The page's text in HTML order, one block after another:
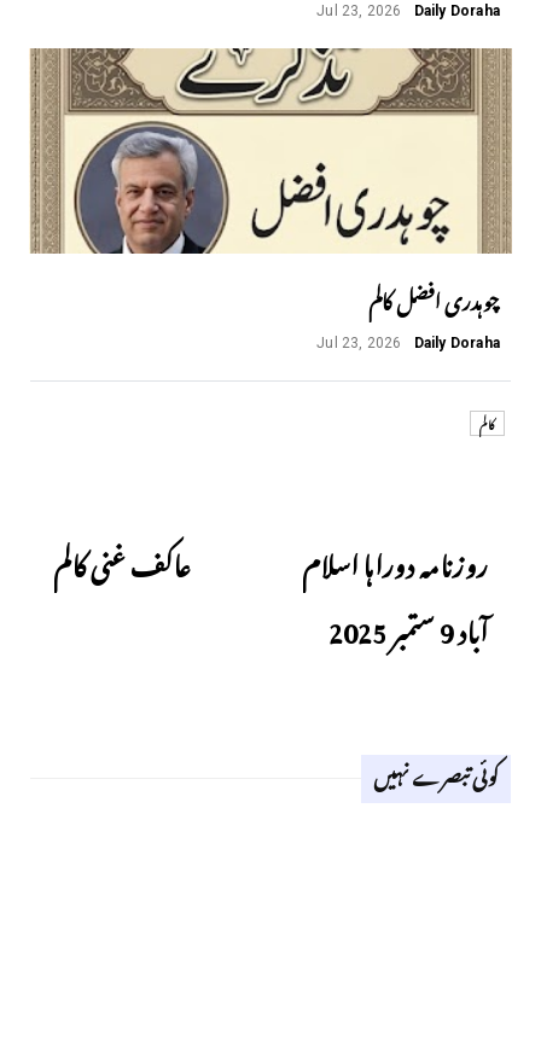
Daily Doraha
Jul 23, 2026
چوہدری افضل کالم
Daily Doraha
Jul 23, 2026
کالم
روزنامہ دوراہا اسلام
آباد 9 ستمبر 2025
عاکف غنی کالم
کوئی تبصرے نہیں